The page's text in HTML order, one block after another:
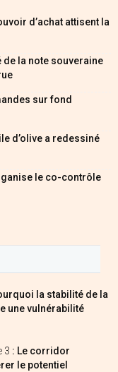
d’achat attisent la
la note souveraine
sur fond
d’olive a redessiné
le co-contrôle
la stabilité de la
une vulnérabilité
3 : Le corridor
le potentiel